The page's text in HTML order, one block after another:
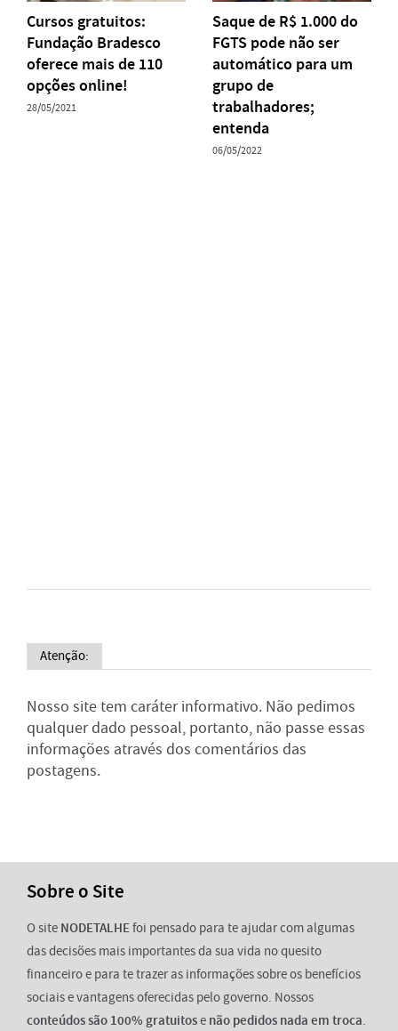
Cursos gratuitos:
Fundação Bradesco
oferece mais de 110
opções online!
28/05/2021
Saque de R$ 1.000 do
FGTS pode não ser
automático para um
grupo de
trabalhadores;
entenda
06/05/2022
Atenção:
Nosso site tem caráter informativo. Não pedimos
qualquer dado pessoal, portanto, não passe essas
informações através dos comentários das
postagens.
Sobre o Site
O site NODETALHEfoi pensado para te ajudar com algumas
das decisões mais importantes da sua vida no quesito
financeiro e para te trazer as informações sobre os benefícios
sociais e vantagens oferecidas pelo governo. Nossos
conteúdos são 100% gratuitose não pedidos nada em troca.